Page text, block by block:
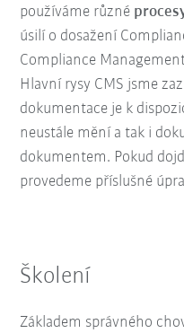
používáme různé
úsilí o dosažení
Compliance
Hlavní rysy CMS jsme
dokumentace je k
neustále mění a tak i
dokumentem. Pokud
provedeme příslušné
Školení
Základem správného